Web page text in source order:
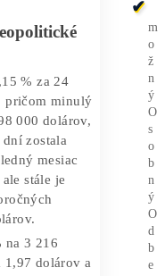
kryptomien
v noci, v
na akcie a
podľa
geopolitické
o 2,15 % za 24